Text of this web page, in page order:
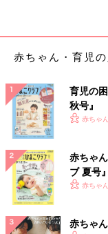
赤ちゃん・育児
育児の
秋号』
いっぱ
赤ちゃ
赤ちゃ
ブ 夏号
く！ お
赤ちゃ
赤ちゃ